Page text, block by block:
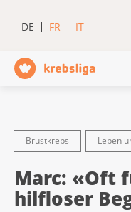
DE FR IT
Brustkrebs Leben
Marc: «Oft
hilfloser